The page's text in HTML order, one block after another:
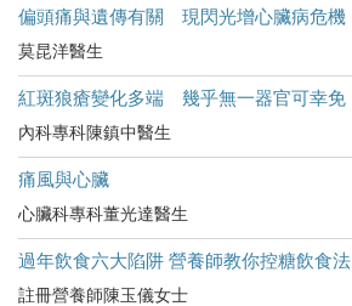
偏頭痛與遺傳有關 現閃光增心臟病危機
莫昆洋醫生
紅斑狼瘡變化多端 幾乎無一器官可幸免
內科專科陳鎮中醫生
痛風與心臟
心臟科專科董光達醫生
過年飲食六大陷阱 營養師教你控糖飲食法
註冊營養師陳玉儀女士